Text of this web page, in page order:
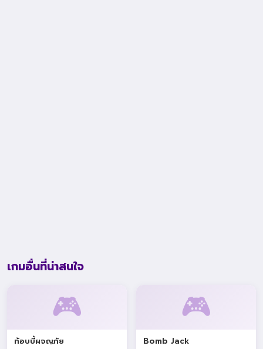
เกมอื่นที่น่าสนใจ
🎮
ท้อบบี้ผจญภัย
🎮
Bomb Jack